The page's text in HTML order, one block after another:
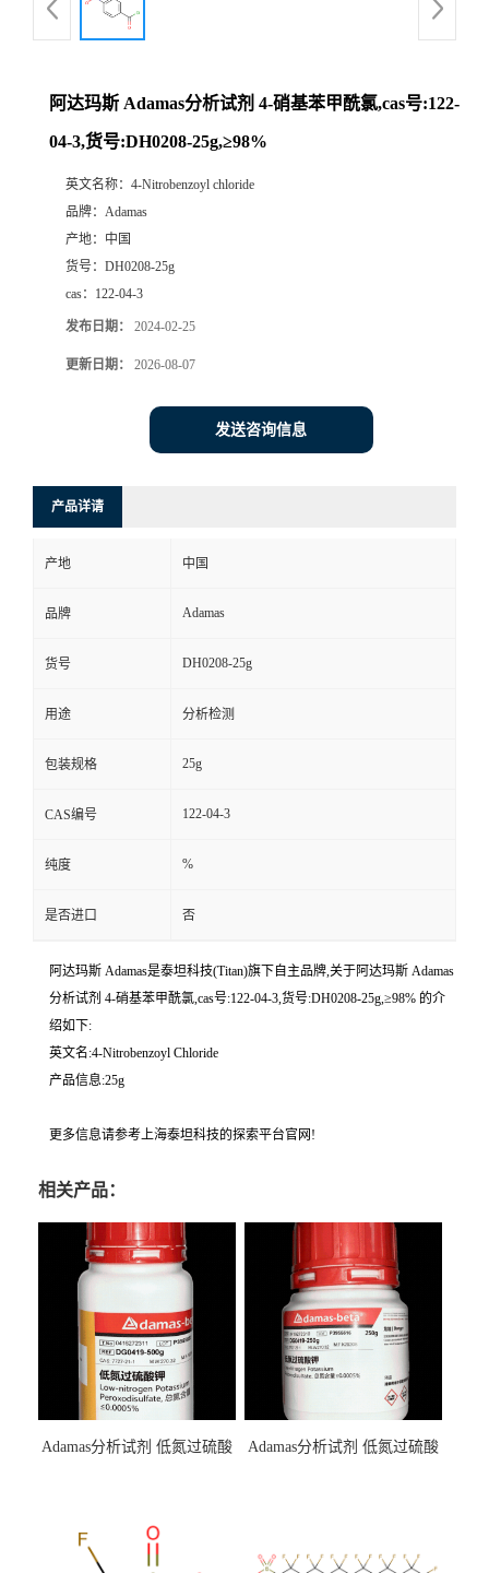
阿达玛斯 Adamas分析试剂 4-硝基苯甲酰氯,cas号:122-
04-3,货号:DH0208-25g,≥98%
英文名称： 4-Nitrobenzoyl chloride
品牌： Adamas
产地： 中国
货号： DH0208-25g
cas： 122-04-3
发布日期： 2024-02-25
更新日期： 2026-08-07
发送咨询信息
产品详请
产地 中国
品牌 Adamas
货号 DH0208-25g
用途 分析检测
包装规格 25g
CAS编号 122-04-3
纯度 %
是否进口 否
阿达玛斯 Adamas是泰坦科技(Titan)旗下自主品牌,关于阿达玛斯 Adamas
分析试剂 4-硝基苯甲酰氯,cas号:122-04-3,货号:DH0208-25g,≥98% 的介
绍如下:
英文名:4-Nitrobenzoyl Chloride
产品信息:25g
更多信息请参考上海泰坦科技的探索平台官网!
相关产品：
Adamas分析试剂 低氮过硫酸
（泰坦现货供应）
Adamas分析试剂 低氮过硫酸